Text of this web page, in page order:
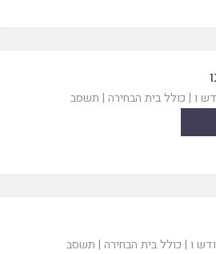
ו | כולל בית הבחירה | תשסב
ו | כולל בית הבחירה | תשסב